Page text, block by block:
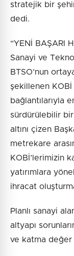
stratejik bir
dedi.
“YENİ BAŞARI
Sanayi ve
BTSO’nun
şekillenen
bağlantılarıyla
sürdürülebilir bir
altını çizen
metrekare
KOBİ’lerimizin
yatırımlara
ihracat
Planlı sanayi
altyapı
ve katma değer